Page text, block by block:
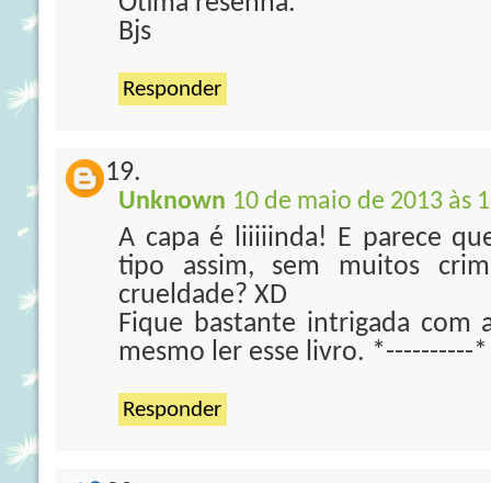
Bjs
Responder
Unknown 10 de maio de 2013 às
A capa é liiiiinda! E parece
tipo assim, sem muitos
crueldade? XD
Fique bastante intrigada com
mesmo ler esse livro. *----------*
Responder